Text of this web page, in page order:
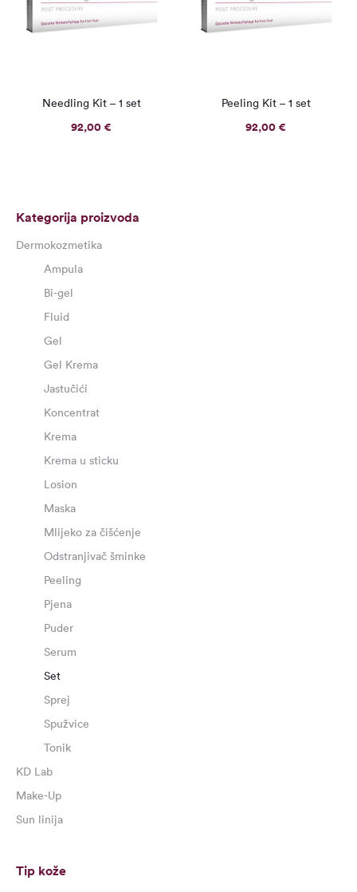
Needling Kit – 1 set
92,00€
Peeling Kit – 1 set
92,00€
Kategorija proizvoda
Dermokozmetika
Ampula
Bi-gel
Fluid
Gel
Gel Krema
Jastučići
Koncentrat
Krema
Krema u sticku
Losion
Maska
Mlijeko za čišćenje
Odstranjivač šminke
Peeling
Pjena
Puder
Serum
Set
Sprej
Spužvice
Tonik
KD Lab
Make-Up
Sun linija
Tip kože